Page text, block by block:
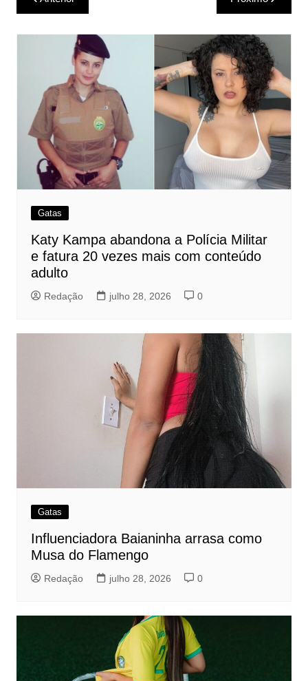
de
Post
Gatas
Katy Kampa abandona a Polícia Militar
e fatura 20 vezes mais com conteúdo
adulto
Redação julho 28, 2026 0
Gatas
Influenciadora Baianinha arrasa como
Musa do Flamengo
Redação julho 28, 2026 0